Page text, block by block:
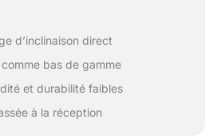
d’inclinaison direct
bas de gamme
et durabilité faibles
à la réception